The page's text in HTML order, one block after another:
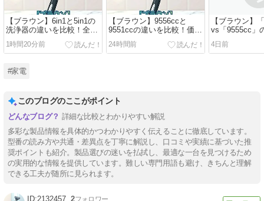
【ブラウン】6in1と5in1の
洗浄器の違いを比較！全自
動プレミアムアルコール洗
浄器の違いとどっちがいい
1時間20分前
【ブラウン】9556ccと
9551ccの違いを比較！価格
と口コミでどっちいいかお
すすめを解説
24時間前
【ブラウン】
vs「9555cc」
較！カラー・
格・口コミか
4日前
#家電
このブログのここがポイント
詳細な比較とわかりやすい解説
多彩な製品情報を具体的かつわかりやすく伝えることに徹底しています。
型番の読み方や共通・差異点を丁寧に解説し、口コミや実績に基づいた推
奨ポイントも紹介。製品選びの迷いを払拭し、最適な一台を見つけるため
の実用的な情報を提供しています。難しい専門用語も避け、きちんと理解
できる工夫が随所に見られます。
2132457 2